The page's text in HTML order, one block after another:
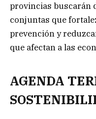
provincias buscarán
conjuntas que
prevención y
que afectan a las
AGENDA